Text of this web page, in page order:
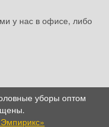
у нас в офисе, либо
уборы оптом